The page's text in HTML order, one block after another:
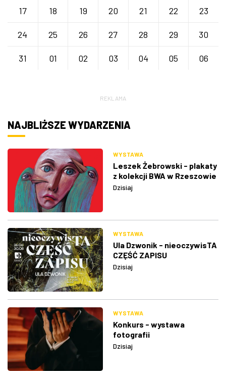
17 18 19 20 21 22 23
24 25 26 27 28 29 30
31 01 02 03 04 05 06
REKLAMA
NAJBLIŻSZE WYDARZENIA
WYSTAWA
Leszek Żebrowski - plakaty
z kolekcji BWA w Rzeszowie
Dzisiaj
WYSTAWA
Ula Dzwonik - nieoczywisTA
CZĘŚĆ ZAPISU
Dzisiaj
WYSTAWA
Konkurs - wystawa
fotografii
Dzisiaj